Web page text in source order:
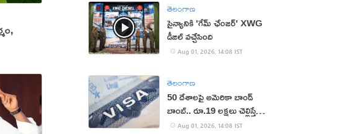
తెలంగాణ
సైన్యానికి 'గేమ్ ఛేంజర్' XWG
డీజిల్ వచ్చేసింది
Aug 01, 2026, 14:08 IST
తెలంగాణ
50 దేశాలపై అమెరికా బాండ్
బాంబ్.. రూ.19 లక్షలు చెల్లిస్తేనే
వీసా!Aug 01, 2026, 14:08 IST